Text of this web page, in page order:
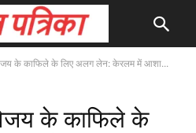
के काफिले के लिए अलग लेन: केरलम में आशा...
के काफिले के